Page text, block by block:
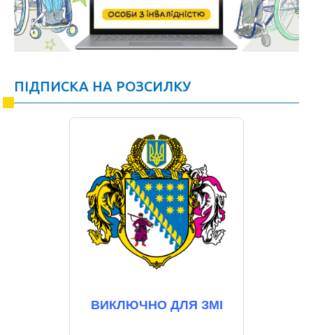
ПІДПИСКА НА РОЗСИЛКУ
ВИКЛЮЧНО ДЛЯ ЗМІ